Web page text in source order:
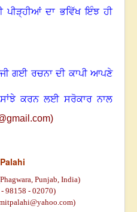
ਦਾ ਭਵਿੱਖ ਇੰਝ ਹੀ
ਗਈ ਰਚਨਾ ਦੀ ਕਾਪੀ ਆਪਣੇ
ਕਰਨ ਲਈ ਸਰੋਕਾਰ ਨਾਲ
om)
Punjab, India)
98158 - 02070)
)